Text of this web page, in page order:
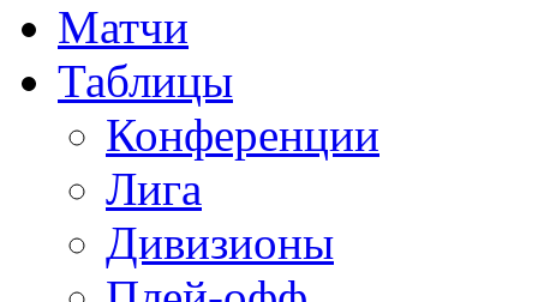
Матчи
Таблицы
Конференции
Лига
Дивизионы